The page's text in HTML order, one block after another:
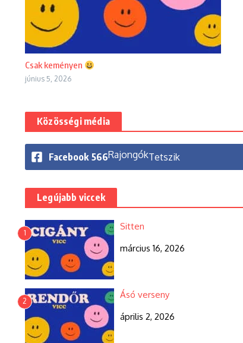
Csak keményen
június 5, 2026
Közösségi média
Facebook 566RajongókTetszik
Legújabb viccek
1
Sitten
március 16, 2026
2
Ásó verseny
április 2, 2026